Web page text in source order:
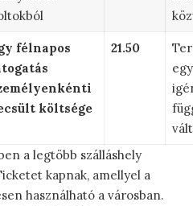
félnapos
költsége
21.50
a legtöbb szálláshely
kapnak, amellyel a
használható a városban.